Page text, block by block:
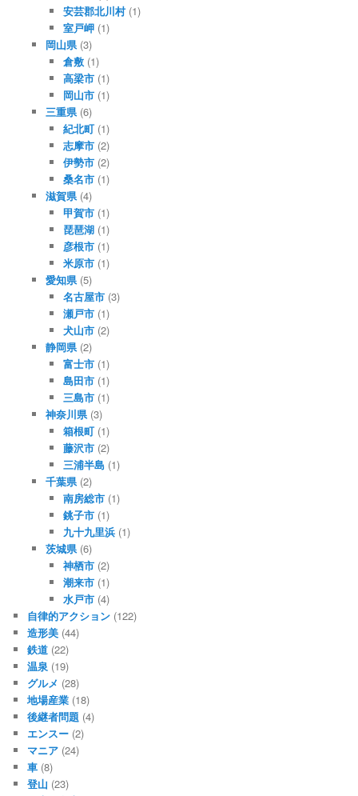
安芸郡北川村(1)
室戸岬 (1)
岡山県(3)
倉敷 (1)
高梁市 (1)
岡山市 (1)
三重県(6)
紀北町 (1)
志摩市 (2)
伊勢市 (2)
桑名市 (1)
滋賀県(4)
甲賀市 (1)
琵琶湖 (1)
彦根市 (1)
米原市 (1)
愛知県(5)
名古屋市 (3)
瀬戸市 (1)
犬山市 (2)
静岡県(2)
富士市 (1)
島田市 (1)
三島市 (1)
神奈川県(3)
箱根町 (1)
藤沢市 (2)
三浦半島 (1)
千葉県(2)
南房総市 (1)
銚子市 (1)
九十九里浜 (1)
茨城県(6)
神栖市 (2)
潮来市 (1)
水戸市 (4)
自律的アクション (122)
造形美 (44)
鉄道 (22)
温泉 (19)
グルメ (28)
地場産業 (18)
後継者問題 (4)
エンスー (2)
マニア (24)
車 (8)
登山 (23)